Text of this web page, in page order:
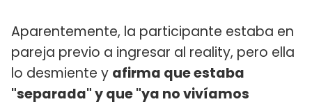
Aparentemente, la participante estaba en
pareja previo a ingresar al reality, pero ella
lo desmiente y afirma que estaba
"separada" y que "ya no vivíamos